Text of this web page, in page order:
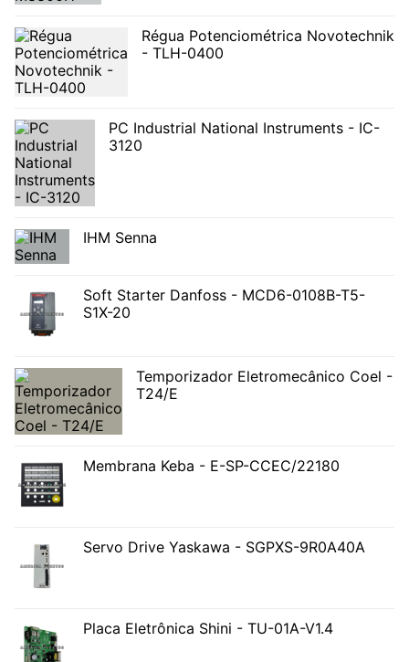
Régua Potenciométrica Novotechnik
- TLH-0400
PC Industrial National Instruments - IC-
3120
IHM Senna
Soft Starter Danfoss - MCD6-0108B-T5-
S1X-20
Temporizador Eletromecânico Coel -
T24/E
Membrana Keba - E-SP-CCEC/22180
Servo Drive Yaskawa - SGPXS-9R0A40A
Placa Eletrônica Shini - TU-01A-V1.4